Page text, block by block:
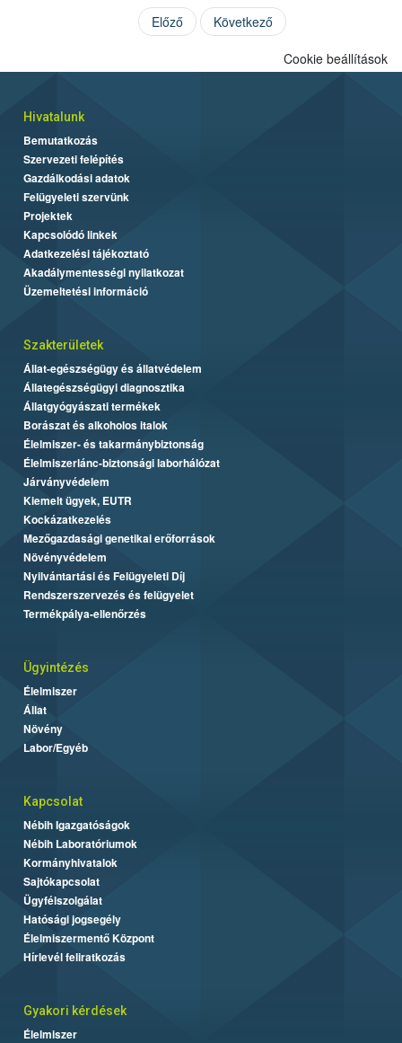
Előző Következő
Cookie beállítások
Hivatalunk
Bemutatkozás
Szervezeti felépítés
Gazdálkodási adatok
Felügyeleti szervünk
Projektek
Kapcsolódó linkek
Adatkezelési tájékoztató
Akadálymentességi nyilatkozat
Üzemeltetési információ
Szakterületek
Állat-egészségügy és állatvédelem
Állategészségügyi diagnosztika
Állatgyógyászati termékek
Borászat és alkoholos italok
Élelmiszer- és takarmánybiztonság
Élelmiszerlánc-biztonsági laborhálózat
Járványvédelem
Kiemelt ügyek, EUTR
Kockázatkezelés
Mezőgazdasági genetikai erőforrások
Növényvédelem
Nyilvántartási és Felügyeleti Díj
Rendszerszervezés és felügyelet
Termékpálya-ellenőrzés
Ügyintézés
Élelmiszer
Állat
Növény
Labor/Egyéb
Kapcsolat
Nébih Igazgatóságok
Nébih Laboratóriumok
Kormányhivatalok
Sajtókapcsolat
Ügyfélszolgálat
Hatósági jogsegély
Élelmiszermentő Központ
Hírlevél feliratkozás
Gyakori kérdések
Élelmiszer